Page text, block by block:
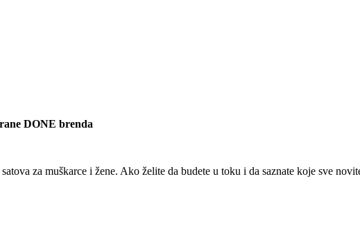
DONE brenda
za muškarce i žene. Ako želite da budete u toku i da saznate koje sve